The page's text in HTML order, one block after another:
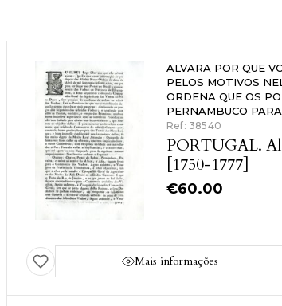
ALVARA POR QUE
PELOS MOTIVOS
ORDENA QUE OS
PERNAMBUCO
Ref: 38540
PORTUGAL.
[1750-1777]
€60.00
Mais informações